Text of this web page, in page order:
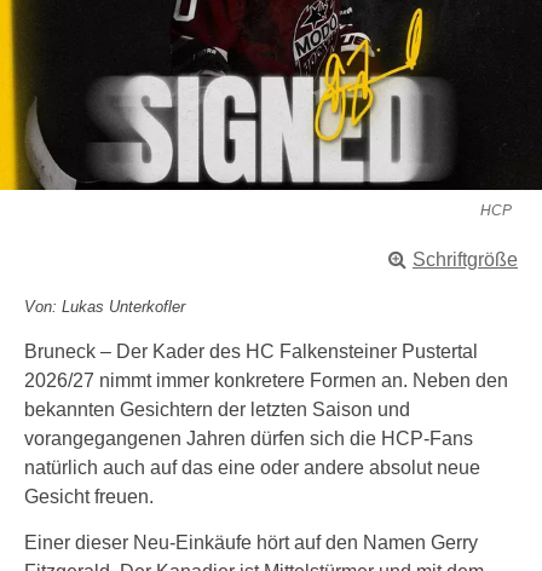
HCP
Schriftgröße
Von: Lukas Unterkofler
Bruneck – Der Kader des HC Falkensteiner Pustertal
2026/27 nimmt immer konkretere Formen an. Neben den
bekannten Gesichtern der letzten Saison und
vorangegangenen Jahren dürfen sich die HCP-Fans
natürlich auch auf das eine oder andere absolut neue
Gesicht freuen.
Einer dieser Neu-Einkäufe hört auf den Namen Gerry